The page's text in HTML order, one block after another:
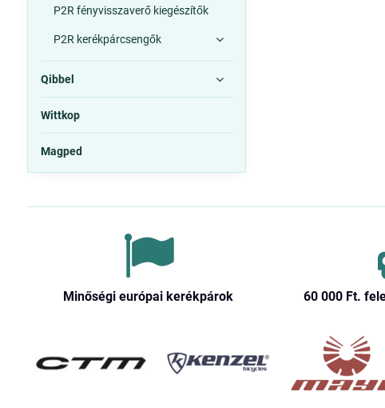
P2R fényvisszaverő kiegészítők
P2R kerékpárcsengők
Qibbel
Wittkop
Magped
Minőségi európai kerékpárok 60 000 Ft​.